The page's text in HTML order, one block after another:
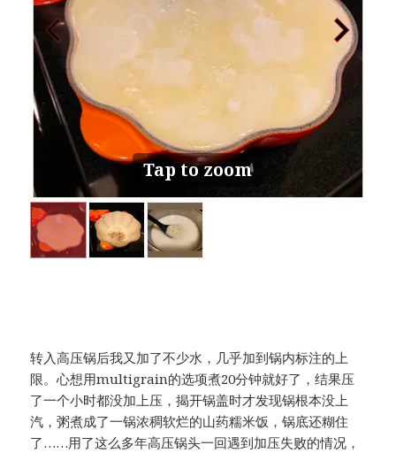
Tap to zoom
转入高压锅后我又加了不少水，几乎加到锅内标注的上
限。心想用multigrain的选项煮20分钟就好了，结果压
了一个小时都没加上压，揭开锅盖时才发现锅根本没上
汽，粥煮成了一锅浓稠软烂的山药糯米饭，锅底还糊住
了……用了这么多年高压锅头一回遇到加压失败的情况，